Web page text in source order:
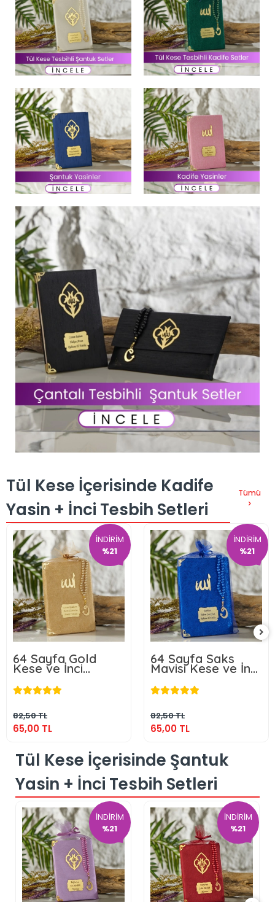
Tül Kese İçerisinde Kadife
Yasin + İnci Tesbih Setleri
Tümü
>
İNDİRİM
%21
64 Sayfa Gold
Kese ve İnci
Tesbihli Kadife
Yasin
82,50 TL
65,00 TL
65,00 TL
İNDİRİM
%21
64 Sayfa Saks
Mavisi Kese ve İnci
Tesbihli Kadife
Yasin
82,50 TL
65,00 TL
65,00 TL
Tül Kese İçerisinde Şantuk
Yasin + İnci Tesbih Setleri
İNDİRİM
%21
İNDİRİM
%21